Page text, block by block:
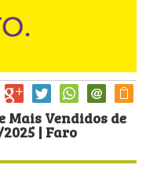
Mais Vendidos de
| Faro